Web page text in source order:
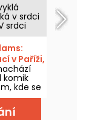
v srdci
srdci
up
v Paříži,
komik
kde se
a